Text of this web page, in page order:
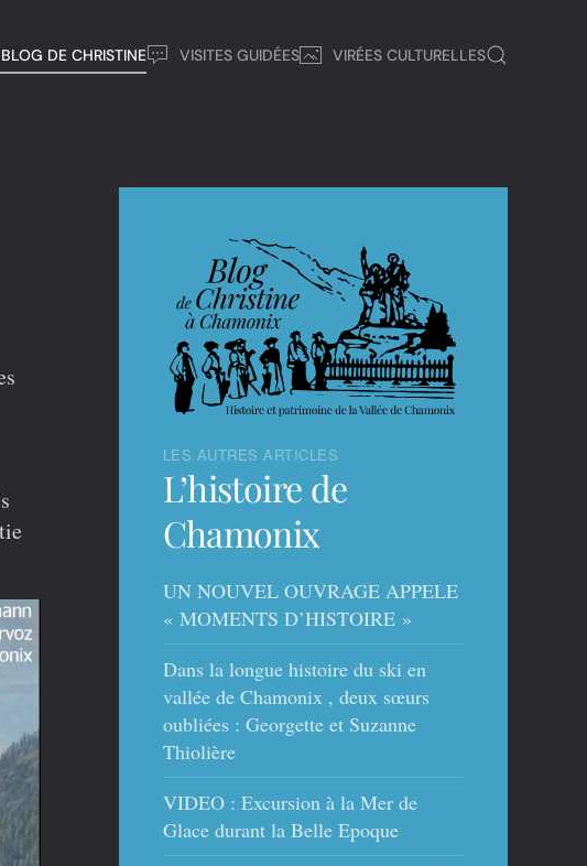
BLOG DE CHRISTINE VISITES GUIDÉES VIRÉES CULTURELLES
LES AUTRES ARTICLES
L’histoire de
Chamonix
UN NOUVEL OUVRAGE APPELE
« MOMENTS D’HISTOIRE »
Dans la longue histoire du ski en
vallée de Chamonix , deux sœurs
oubliées : Georgette et Suzanne
Thiolière
VIDEO : Excursion à la Mer de
Glace durant la Belle Epoque